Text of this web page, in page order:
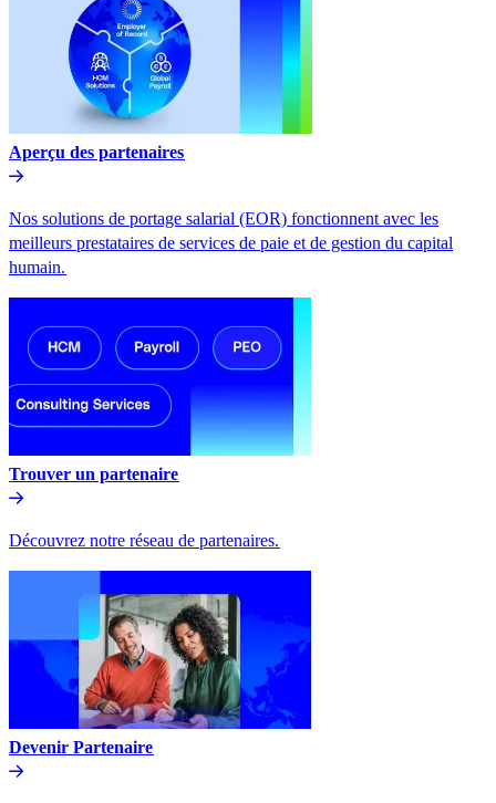
Aperçu des partenaires​​
Nos solutions de portage salarial (EOR) fonctionnent avec les
meilleurs prestataires de services de paie et de gestion du capital
humain.​​
Trouver un partenaire​​
Découvrez notre réseau de partenaires.​​
Devenir Partenaire​​